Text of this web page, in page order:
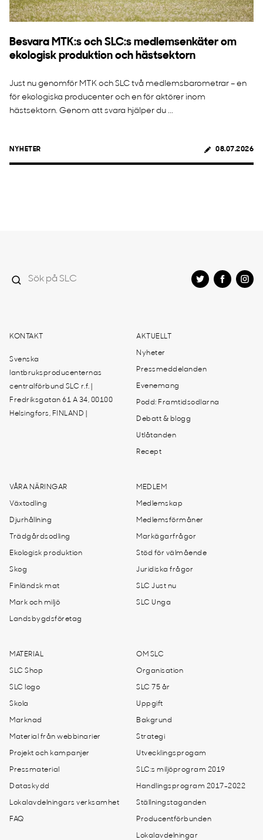
Besvara MTK:s och SLC:s medlemsenkäter om
ekologisk produktion och hästsektorn
Just nu genomför MTK och SLC två medlemsbarometrar – en
för ekologiska producenter och en för aktörer inom
hästsektorn. Genom att svara hjälper du ...
NYHETER 08.07.2026
KONTAKT
Svenska
lantbruksproducenternas
centralförbund SLC r.f. |
Fredriksgatan 61 A 34, 00100
Helsingfors, FINLAND |
AKTUELLT
Nyheter
Pressmeddelanden
Evenemang
Podd: Framtidsodlarna
Debatt & blogg
Utlåtanden
Recept
VÅRA NÄRINGAR
Växtodling
Djurhållning
Trädgårdsodling
Ekologisk produktion
Skog
Finländsk mat
Mark och miljö
Landsbygdsföretag
MEDLEM
Medlemskap
Medlemsförmåner
Markägarfrågor
Stöd för välmående
Juridiska frågor
SLC Just nu
SLC Unga
MATERIAL
SLC Shop
SLC logo
Skola
Marknad
Material från webbinarier
Projekt och kampanjer
Pressmaterial
Dataskydd
Lokalavdelningars verksamhet
FAQ
OM SLC
Organisation
SLC 75 år
Uppgift
Bakgrund
Strategi
Utvecklingsprogam
SLC:s miljöprogram 2019
Handlingsprogram 2017-2022
Ställningstaganden
Producentförbunden
Lokalavdelningar